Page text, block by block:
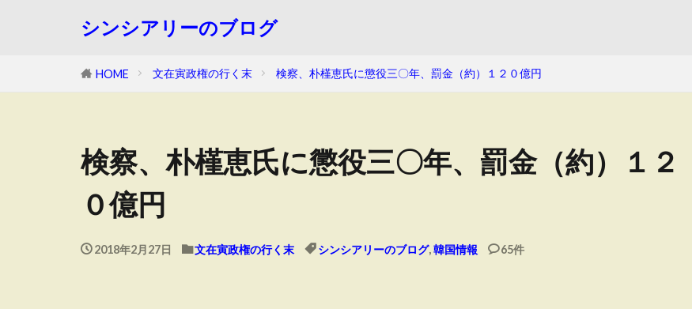
シンシアリーのブログ
HOME 文在寅政権の行く末 検察、朴槿恵氏に懲役三〇年、罰金（約）１２０億円
検察、朴槿恵氏に懲役三〇年、罰金（約）１２
０億円
2018年2月27日 文在寅政権の行く末 シンシアリーのブログ,韓国情報 65件